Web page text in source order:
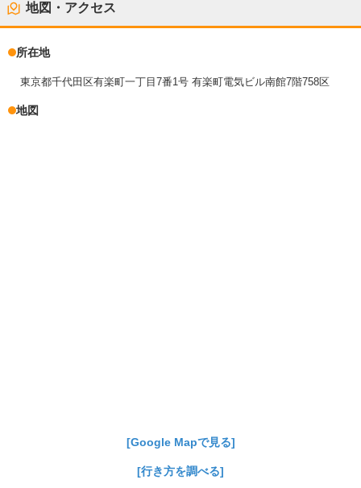
地図・アクセス
所在地
東京都千代田区有楽町一丁目7番1号 有楽町電気ビル南館7階758区
地図
[Google Mapで見る]
[行き方を調べる]